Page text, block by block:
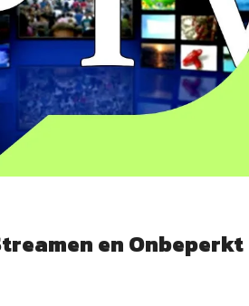
en Onbeperkt